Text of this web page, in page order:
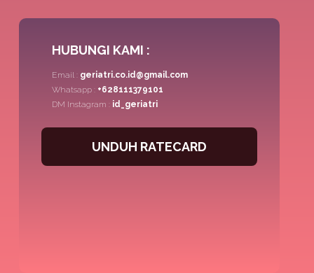
HUBUNGI KAMI :
Email : geriatri.co.id@gmail.com
Whatsapp : +628111379101
DM Instagram : id_geriatri
UNDUH RATECARD